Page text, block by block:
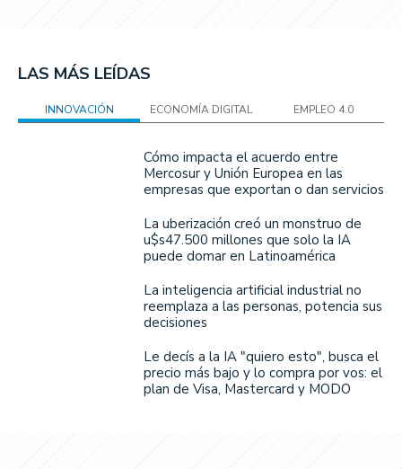
LAS MÁS LEÍDAS
INNOVACIÓN ECONOMÍA DIGITAL EMPLEO 4.0
Cómo impacta el acuerdo entre
Mercosur y Unión Europea en las
empresas que exportan o dan servicios
La uberización creó un monstruo de
u$s47.500 millones que solo la IA
puede domar en Latinoamérica
La inteligencia artificial industrial no
reemplaza a las personas, potencia sus
decisiones
Le decís a la IA "quiero esto", busca el
precio más bajo y lo compra por vos: el
plan de Visa, Mastercard y MODO